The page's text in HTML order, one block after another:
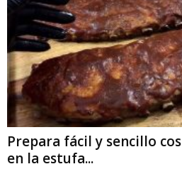
Prepara fácil y sencillo
en la estufa...